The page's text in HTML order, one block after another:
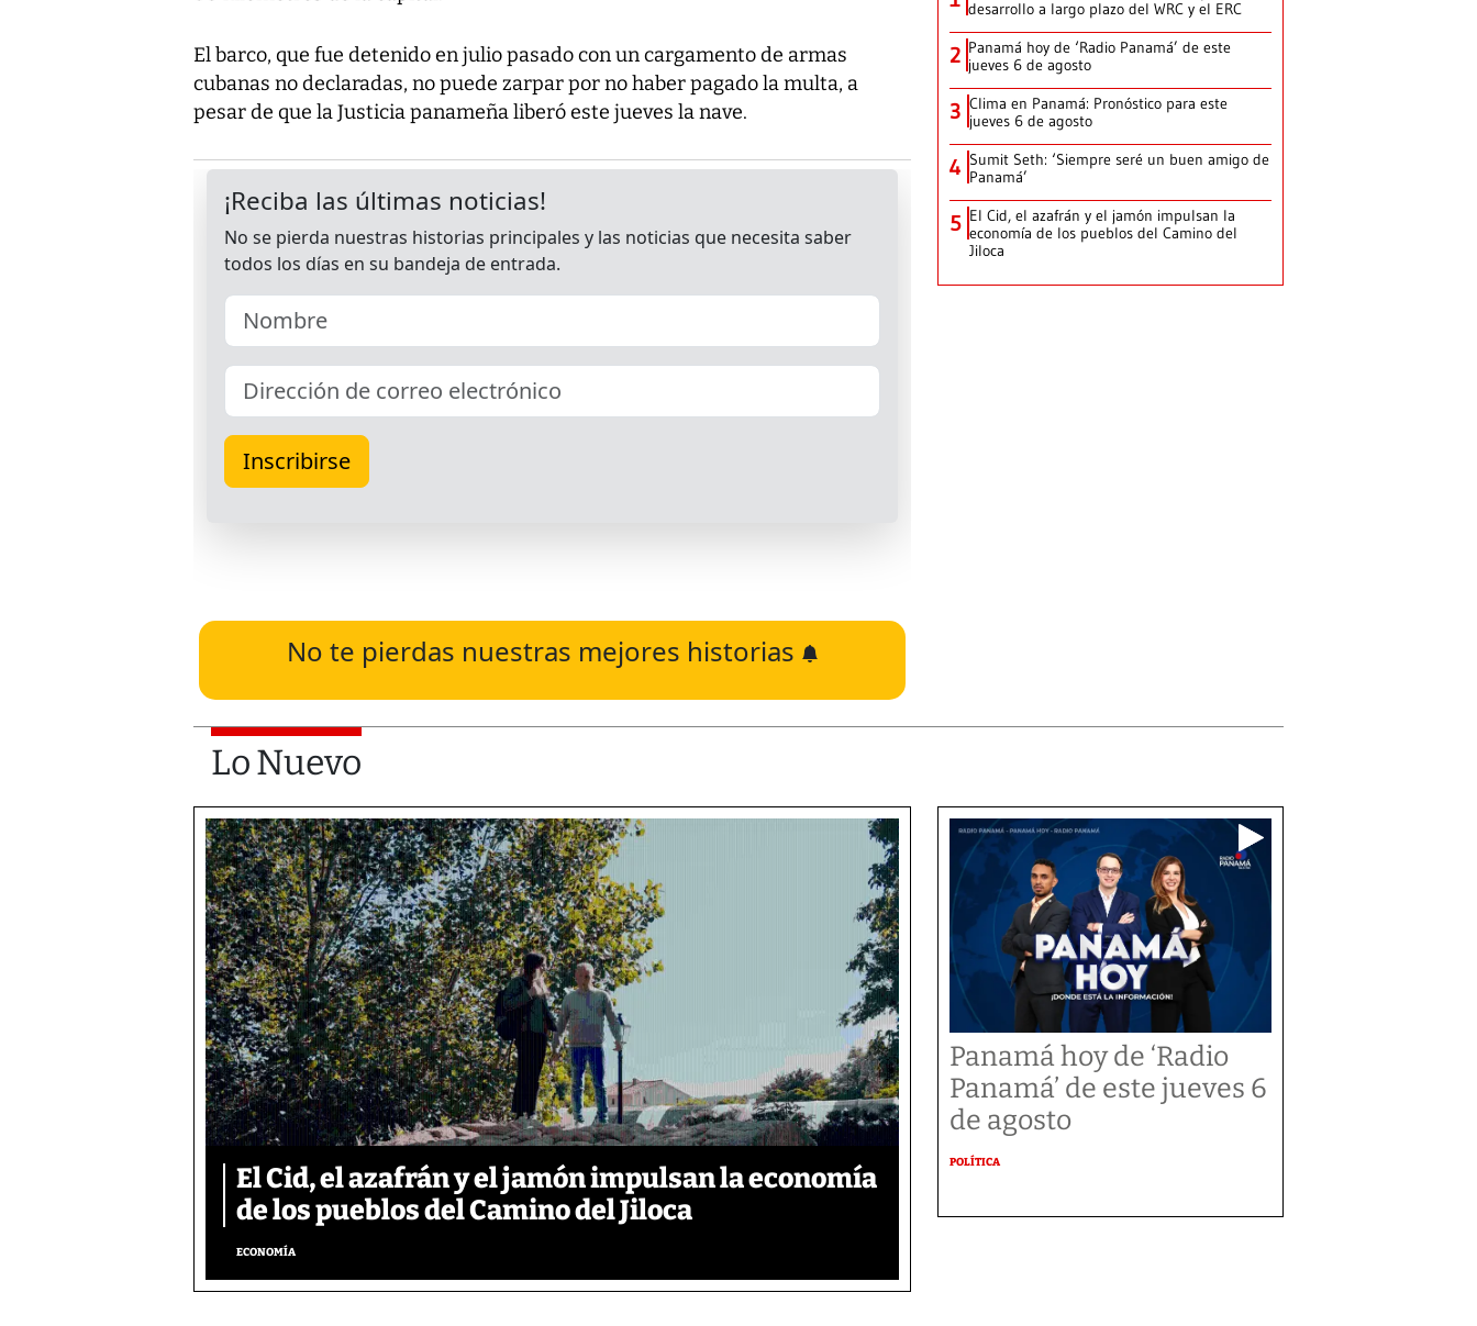
El barco, que fue detenido en julio pasado con un cargamento de armas
cubanas no declaradas, no puede zarpar por no haber pagado la multa, a
pesar de que la Justicia panameña liberó este jueves la nave.
No te pierdas nuestras mejores historias
desarrollo a largo plazo del WRC y el ERC
2 Panamá hoy de ‘Radio Panamá’ de este
jueves 6 de agosto
3 Clima en Panamá: Pronóstico para este
jueves 6 de agosto
4 Sumit Seth: ‘Siempre seré un buen amigo de
Panamá’
5 El Cid, el azafrán y el jamón impulsan la
economía de los pueblos del Camino del
Jiloca
Lo Nuevo
El Cid, el azafrán y el jamón impulsan la economía
de los pueblos del Camino del Jiloca
ECONOMÍA
Panamá hoy de ‘Radio
Panamá’ de este jueves 6
de agosto
POLÍTICA